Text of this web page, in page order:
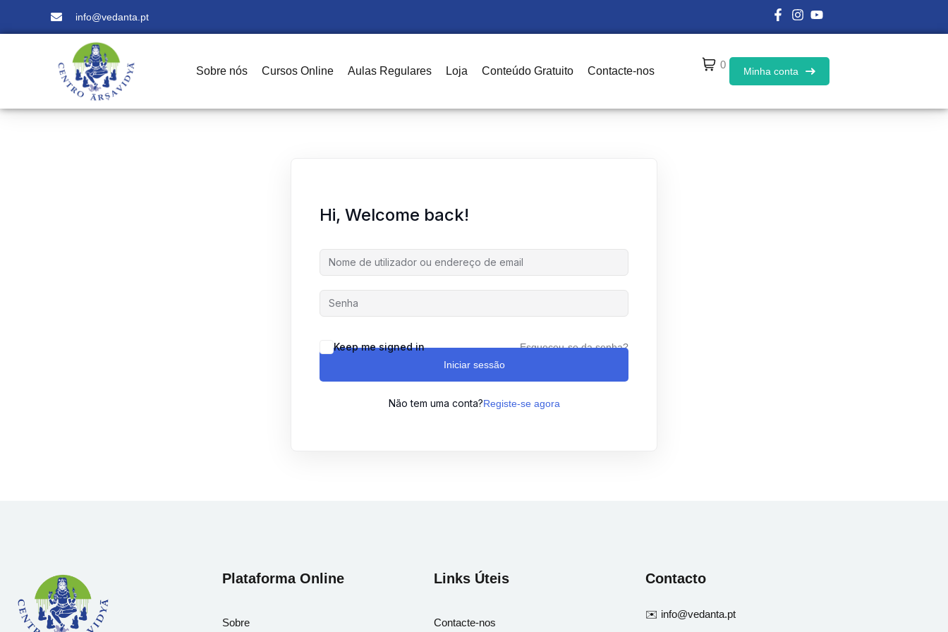
info@vedanta.pt
Sobre nós Cursos Online Aulas Regulares Loja Conteúdo Gratuito Contacte-nos
0
Minha conta
Hi, Welcome back!
Keep me signed in
Esqueceu-se da senha?
Iniciar sessão
Não tem uma conta?Registe-se agora
Plataforma Online
Sobre
Links Úteis
Contacte-nos
Contacto
✉️ info@vedanta.pt
Don’t have an account?
Lost your password?